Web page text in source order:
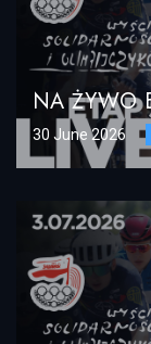
30 June 2026